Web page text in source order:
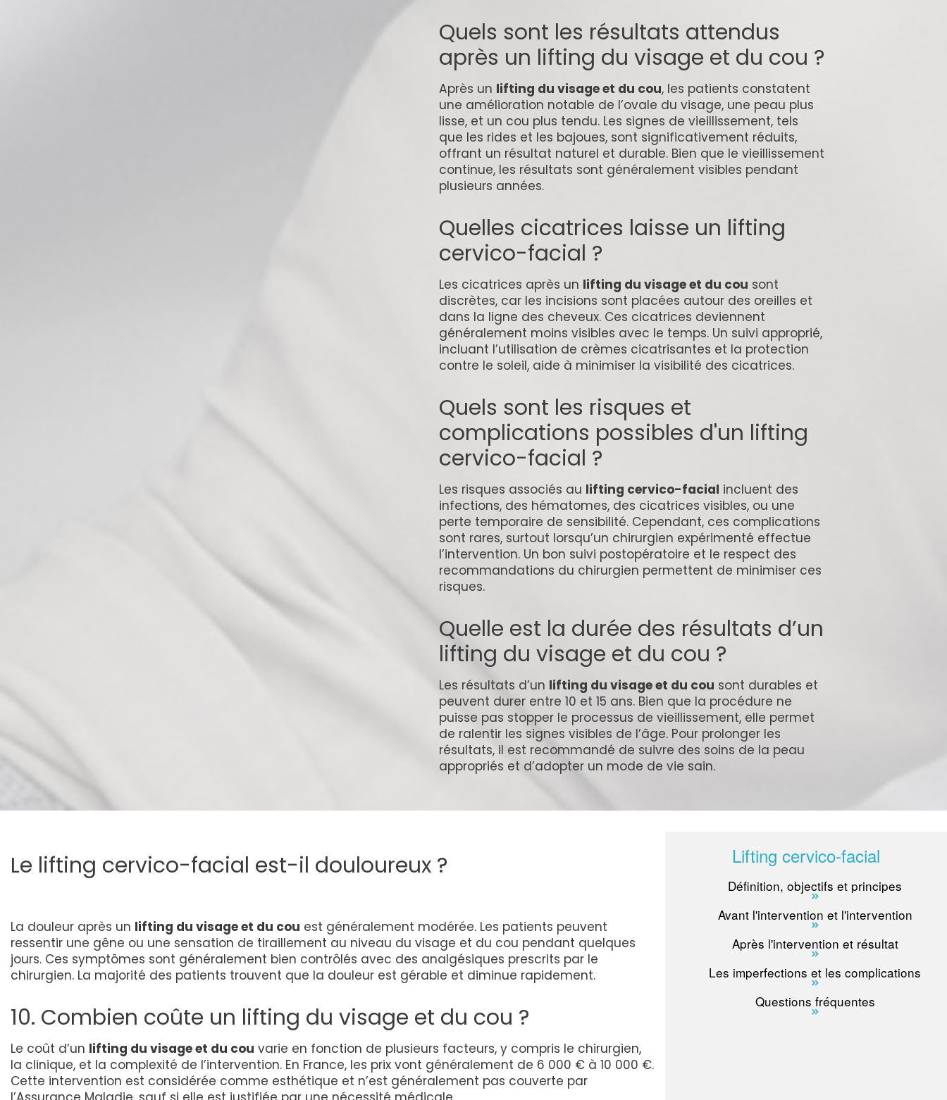
Quels sont les résultats attendus
après un lifting du visage et du cou ?
Après un lifting du visage et du cou, les patients constatent
une amélioration notable de l’ovale du visage, une peau plus
lisse, et un cou plus tendu. Les signes de vieillissement, tels
que les rides et les bajoues, sont significativement réduits,
offrant un résultat naturel et durable. Bien que le vieillissement
continue, les résultats sont généralement visibles pendant
plusieurs années.
Quelles cicatrices laisse un lifting
cervico-facial ?
Les cicatrices après un lifting du visage et du cou sont
discrètes, car les incisions sont placées autour des oreilles et
dans la ligne des cheveux. Ces cicatrices deviennent
généralement moins visibles avec le temps. Un suivi approprié,
incluant l’utilisation de crèmes cicatrisantes et la protection
contre le soleil, aide à minimiser la visibilité des cicatrices.
Quels sont les risques et
complications possibles d'un lifting
cervico-facial ?
Les risques associés au lifting cervico-facial incluent des
infections, des hématomes, des cicatrices visibles, ou une
perte temporaire de sensibilité. Cependant, ces complications
sont rares, surtout lorsqu’un chirurgien expérimenté effectue
l’intervention. Un bon suivi postopératoire et le respect des
recommandations du chirurgien permettent de minimiser ces
risques.
Quelle est la durée des résultats d’un
lifting du visage et du cou ?
Les résultats d’un lifting du visage et du cou sont durables et
peuvent durer entre 10 et 15 ans. Bien que la procédure ne
puisse pas stopper le processus de vieillissement, elle permet
de ralentir les signes visibles de l’âge. Pour prolonger les
résultats, il est recommandé de suivre des soins de la peau
appropriés et d’adopter un mode de vie sain.
Le lifting cervico-facial est-il douloureux ?
La douleur après un lifting du visage et du cou est généralement modérée. Les patients peuvent
ressentir une gêne ou une sensation de tiraillement au niveau du visage et du cou pendant quelques
jours. Ces symptômes sont généralement bien contrôlés avec des analgésiques prescrits par le
chirurgien. La majorité des patients trouvent que la douleur est gérable et diminue rapidement.
10. Combien coûte un lifting du visage et du cou ?
Le coût d’un lifting du visage et du cou varie en fonction de plusieurs facteurs, y compris le chirurgien,
la clinique, et la complexité de l’intervention. En France, les prix vont généralement de 6 000 € à 10 000 €.
Cette intervention est considérée comme esthétique et n’est généralement pas couverte par
Lifting cervico-facial
Définition, objectifs et principes
Avant l'intervention et l'intervention
Après l'intervention et résultat
Les imperfections et les complications
Questions fréquentes